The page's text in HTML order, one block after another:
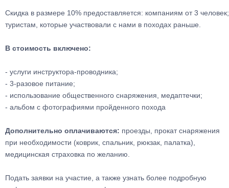
Скидка в размере 10% предоставляется: компаниям от 3 человек;
туристам, которые участвовали с нами в походах раньше.
В стоимость включено:
- услуги инструктора-проводника;
- 3-разовое питание;
- использование общественного снаряжения, медаптечки;
- альбом с фотографиями пройденного похода
Дополнительно оплачиваются: проезды, прокат снаряжения
при необходимости (коврик, спальник, рюкзак, палатка),
медицинская страховка по желанию.
Подать заявки на участие, а также узнать более подробную